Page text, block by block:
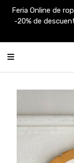
Feria Online de
-20% de